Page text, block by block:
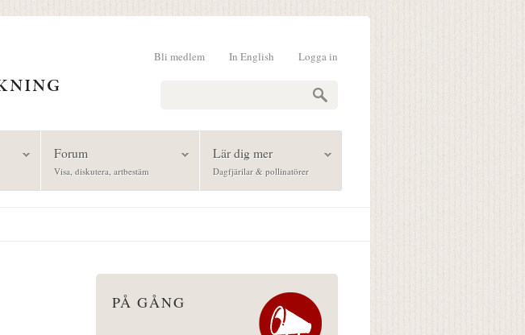
Logga in
In English
Bli medlem
Forum
Visa, diskutera, artbestäm
Lär dig mer
Dagfjärilar & pollinatörer
PÅ GÅNG